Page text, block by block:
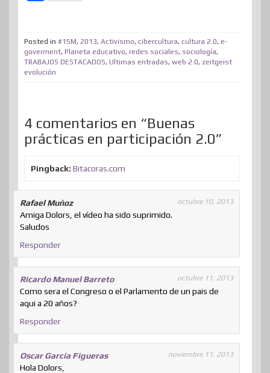
t
e
r
c
b
o
e
d
e
r
a
m
o
d
i
t
s
A
p
a
r
Posted in #15M, 2013, Activismo, cibercultura, cultura 2.0, e-
goverment, Planeta educativo, redes sociales, sociología,
TRABAJOS DESTACADOS, Ultimas entradas, web 2.0, zeitgeist
evolución
4 comentarios en “Buenas
prácticas en participación 2.0”
Pingback: Bitacoras.com
Rafael Muñoz octubre 10, 2013
Amiga Dolors, el vídeo ha sido suprimido.
Saludos
Responder
Ricardo Manuel Barreto octubre 11, 2013
Como sera el Congreso o el Parlamento de un pais de
aqui a 20 años?
Responder
Oscar Garcia Figueras noviembre 11, 2013
Hola Dolors,